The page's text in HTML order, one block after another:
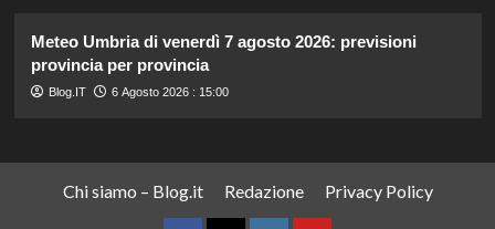
Meteo Umbria di venerdì 7 agosto 2026: previsioni
provincia per provincia
Blog.IT 6 Agosto 2026 : 15:00
Chi siamo – Blog.it Redazione Privacy Policy